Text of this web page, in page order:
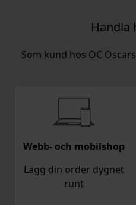
Handla
Som kund hos OC
Webb- och mobilshop
Lägg din order dygnet
runt